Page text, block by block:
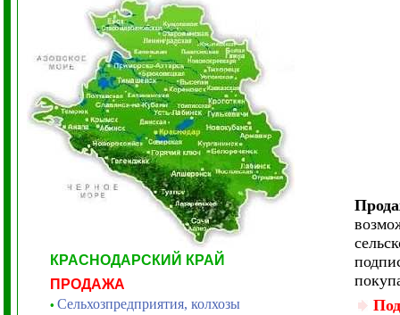
КРАСНОДАРСКИЙ КРАЙ
ПРОДАЖА
• Сельхозпредприятия, колхозы